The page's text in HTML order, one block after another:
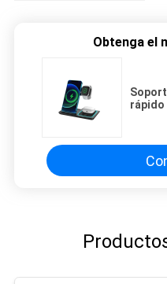
Obtenga el
rápido